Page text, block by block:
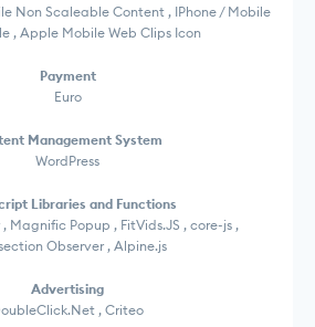
Non Scaleable Content , IPhone / Mobile
, Apple Mobile Web Clips Icon
Payment
Euro
Management System
WordPress
Libraries and Functions
Magnific Popup , FitVids.JS , core-js ,
Observer , Alpine.js
Advertising
, Criteo